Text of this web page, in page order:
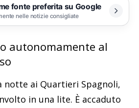
fonte preferita su Google
nelle notizie consigliate
autonomamente al
notte ai Quartieri Spagnoli,
in una lite. È accaduto